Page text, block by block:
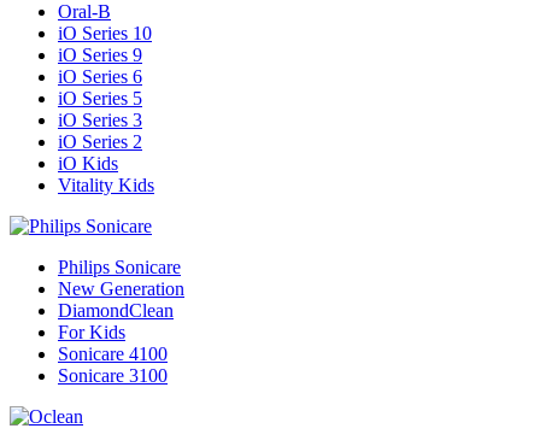
Oral-B
iO Series 10
iO Series 9
iO Series 6
iO Series 5
iO Series 3
iO Series 2
iO Kids
Vitality Kids
Philips Sonicare
New Generation
DiamondClean
For Kids
Sonicare 4100
Sonicare 3100